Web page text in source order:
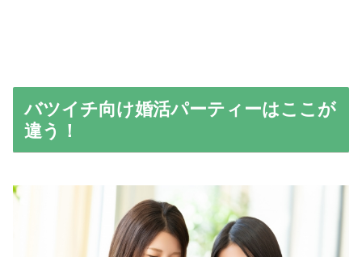
バツイチ向け婚活パーティーはここが
違う！